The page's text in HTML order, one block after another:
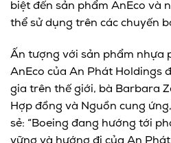
biệt đến sản phẩm AnEco và
thể sử dụng trên các chuyến
Ấn tượng với sản phẩm nhựa
AnEco của An Phát Holdings
gia trên thế giới, bà Barbara
Hợp đồng và Nguồn cung
sẻ: “Boeing đang hướng tới